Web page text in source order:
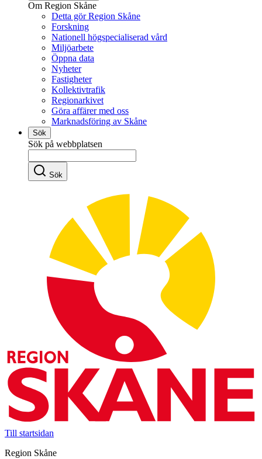
Om Region Skåne
Detta gör Region Skåne
Forskning
Nationell högspecialiserad vård
Miljöarbete
Öppna data
Nyheter
Fastigheter
Kollektivtrafik
Regionarkivet
Göra affärer med oss
Marknadsföring av Skåne
Sök
Sök på webbplatsen
Sök
Till startsidan
Region Skåne